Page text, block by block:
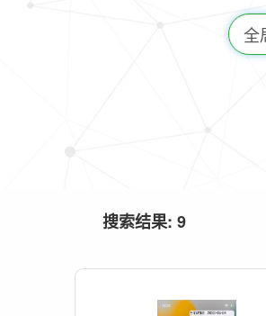
搜索结果: 9